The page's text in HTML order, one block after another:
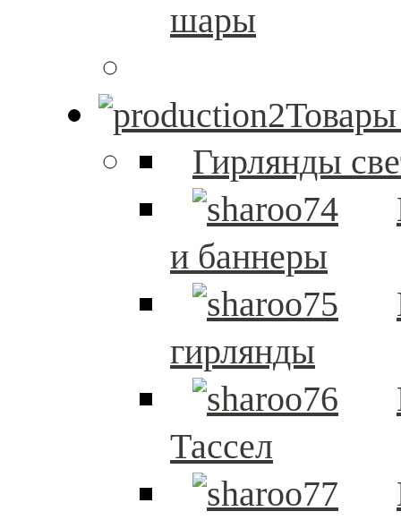
шары
Гирлянды
и баннеры
гирлянды
Тассел